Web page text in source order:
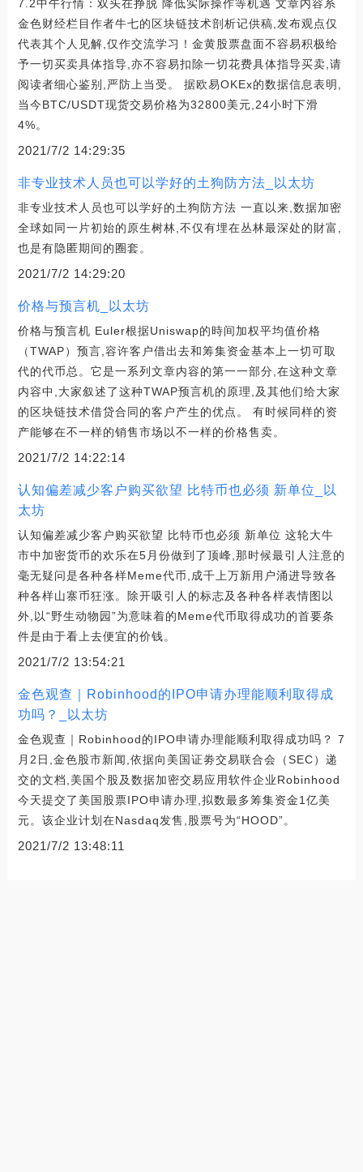
7.2中午行情：双头在挣脱 降低实际操作等机遇 文章内容系
金色财经栏目作者牛七的区块链技术剖析记供稿,发布观点仅
代表其个人见解,仅作交流学习！金黄股票盘面不容易积极给
予一切买卖具体指导,亦不容易扣除一切花费具体指导买卖,请
阅读者细心鉴别,严防上当受。 据欧易OKEx的数据信息表明,
当今BTC/USDT现货交易价格为32800美元,24小时下滑
4%。
2021/7/2 14:29:35
非专业技术人员也可以学好的土狗防方法_以太坊
非专业技术人员也可以学好的土狗防方法 一直以来,数据加密
全球如同一片初始的原生树林,不仅有埋在丛林最深处的財富,
也是有隐匿期间的圈套。
2021/7/2 14:29:20
价格与预言机_以太坊
价格与预言机 Euler根据Uniswap的時间加权平均值价格
（TWAP）预言,容许客户借出去和筹集资金基本上一切可取
代的代币总。它是一系列文章内容的第一一部分,在这种文章
内容中,大家叙述了这种TWAP预言机的原理,及其他们给大家
的区块链技术借贷合同的客户产生的优点。 有时候同样的资
产能够在不一样的销售市场以不一样的价格售卖。
2021/7/2 14:22:14
认知偏差减少客户购买欲望 比特币也必须 新单位_以
太坊
认知偏差减少客户购买欲望 比特币也必须 新单位 这轮大牛
市中加密货币的欢乐在5月份做到了顶峰,那时候最引人注意的
毫无疑问是各种各样Meme代币,成千上万新用户涌进导致各
种各样山寨币狂涨。除开吸引人的标志及各种各样表情图以
外,以“野生动物园”为意味着的Meme代币取得成功的首要条
件是由于看上去便宜的价钱。
2021/7/2 13:54:21
金色观查｜Robinhood的IPO申请办理能顺利取得成
功吗？_以太坊
金色观查｜Robinhood的IPO申请办理能顺利取得成功吗？ 7
月2日,金色股市新闻,依据向美国证劵交易联合会（SEC）递
交的文档,美国个股及数据加密交易应用软件企业Robinhood
今天提交了美国股票IPO申请办理,拟数最多筹集资金1亿美
元。该企业计划在Nasdaq发售,股票号为“HOOD”。
2021/7/2 13:48:11